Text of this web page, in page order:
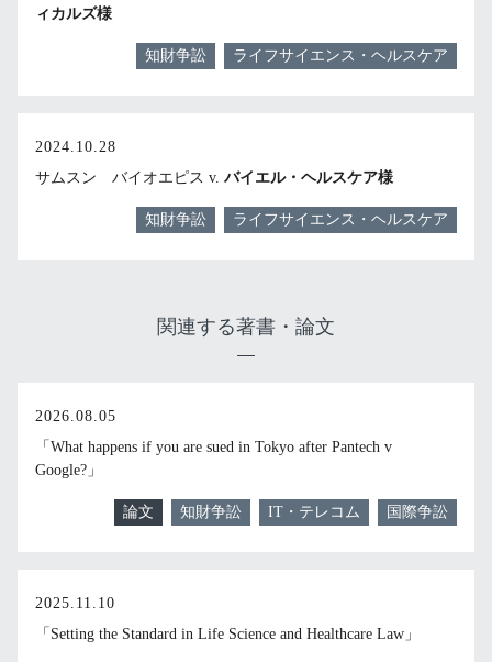
ィカルズ様
知財争訟 ライフサイエンス・ヘルスケア
2024.10.28
サムスン バイオエピス v. バイエル・ヘルスケア様
知財争訟 ライフサイエンス・ヘルスケア
関連する著書・論文
2026.08.05
「What happens if you are sued in Tokyo after Pantech v
Google?」
論文 知財争訟 IT・テレコム 国際争訟
2025.11.10
「Setting the Standard in Life Science and Healthcare Law」